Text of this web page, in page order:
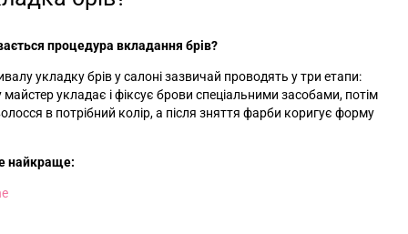
процедура вкладання брів?
укладку брів у салоні зазвичай проводять у три етапи:
майстер укладає і фіксує брови спеціальними засобами, потім
в потрібний колір, а після зняття фарби коригує форму
найкраще: